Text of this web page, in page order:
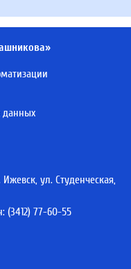
данных
ул. Студенческая,
(3412) 77-60-55